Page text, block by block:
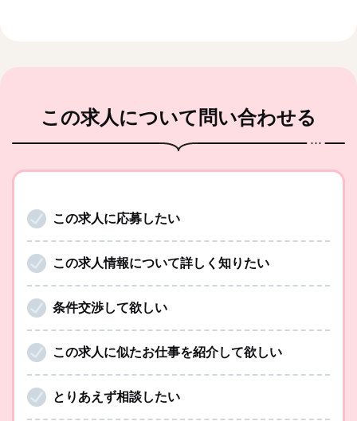
この求人について問い合わせる
この求人に応募したい
この求人情報について詳しく知りたい
条件交渉して欲しい
この求人に似たお仕事を紹介して欲しい
とりあえず相談したい